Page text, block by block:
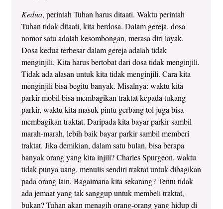
Kedua, perintah Tuhan harus ditaati. Waktu perintah
Tuhan tidak ditaati, kita berdosa. Dalam gereja, dosa
nomor satu adalah kesombongan, merasa diri layak.
Dosa kedua terbesar dalam gereja adalah tidak
menginjili. Kita harus bertobat dari dosa tidak menginjili.
Tidak ada alasan untuk kita tidak menginjili. Cara kita
menginjili bisa begitu banyak. Misalnya: waktu kita
parkir mobil bisa membagikan traktat kepada tukang
parkir, waktu kita masuk pintu gerbang tol juga bisa
membagikan traktat. Daripada kita bayar parkir sambil
marah-marah, lebih baik bayar parkir sambil memberi
traktat. Jika demikian, dalam satu bulan, bisa berapa
banyak orang yang kita injili? Charles Spurgeon, waktu
tidak punya uang, menulis sendiri traktat untuk dibagikan
pada orang lain. Bagaimana kita sekarang? Tentu tidak
ada jemaat yang tak sanggup untuk membeli traktat,
bukan? Tuhan akan menagih orang-orang yang hidup di